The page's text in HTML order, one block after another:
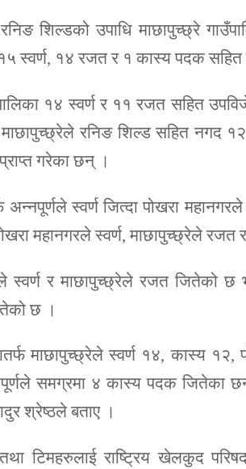
शिल्डको उपाधि माछापुच्छ्रे
१५ स्वर्ण, १४ रजत र १ कास्य पदक
१४ स्वर्ण र ११ रजत सहित
रनिङ शिल्ड सहित नगद
गरेका छन् ।
अन्नपूर्णले स्वर्ण जित्दा पोखरा
महानगरले स्वर्ण, माछापुच्छ्रेले रजत
स्वर्ण र माछापुच्छ्रेले रजत जितेको छ
छ ।
माछापुच्छ्रेले स्वर्ण १४, कास्य १२,
समग्रमा ४ कास्य पदक जितेका
श्रेष्ठले बताए ।
तथा टिमहरुलाई राष्ट्रिय खेलकुद